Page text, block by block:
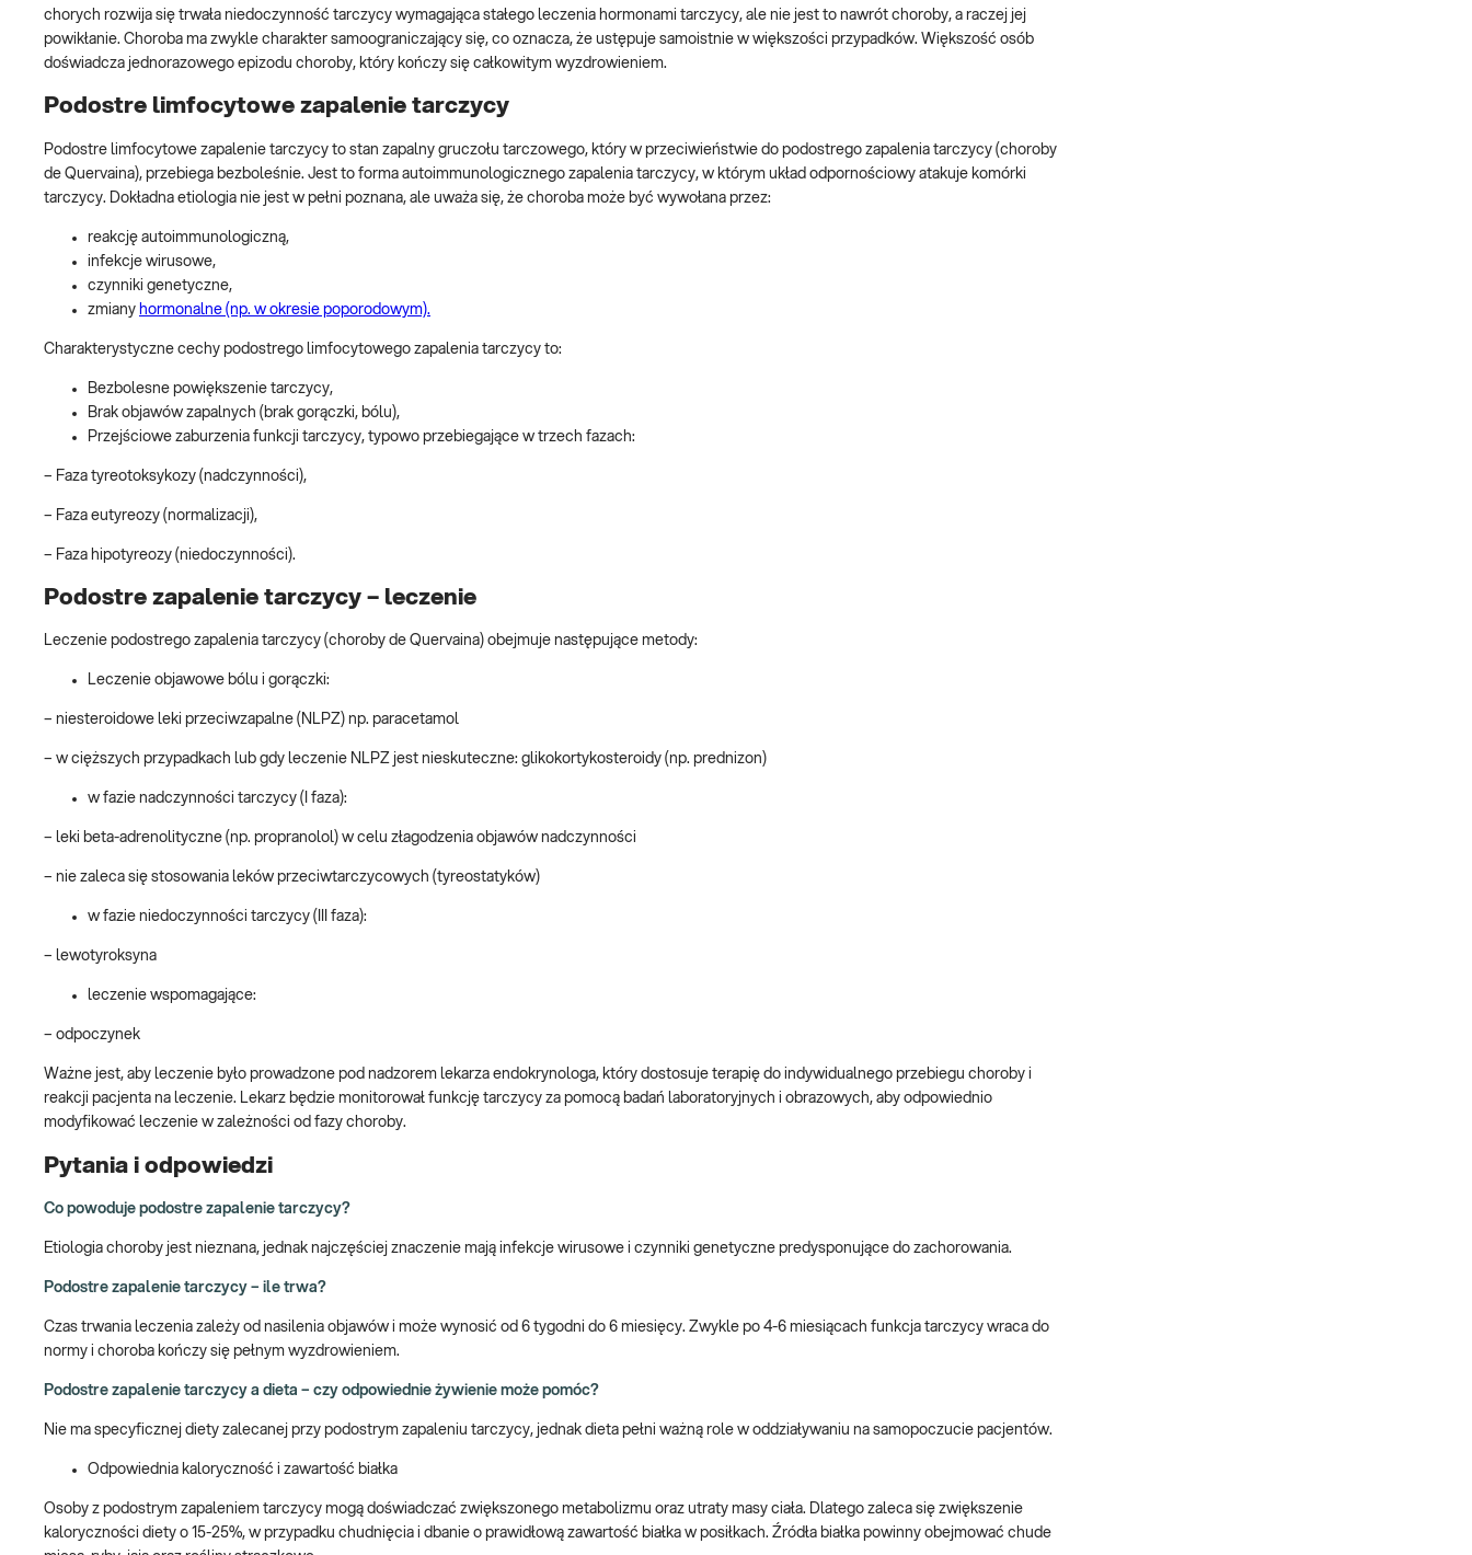
chorych rozwija się trwała niedoczynność tarczycy wymagająca stałego leczenia hormonami tarczycy, ale nie jest to nawrót choroby, a raczej jej
powikłanie. Choroba ma zwykle charakter samoograniczający się, co oznacza, że ustępuje samoistnie w większości przypadków. Większość osób
doświadcza jednorazowego epizodu choroby, który kończy się całkowitym wyzdrowieniem.
Podostre limfocytowe zapalenie tarczycy
Podostre limfocytowe zapalenie tarczycy to stan zapalny gruczołu tarczowego, który w przeciwieństwie do podostrego zapalenia tarczycy (choroby
de Quervaina), przebiega bezboleśnie. Jest to forma autoimmunologicznego zapalenia tarczycy, w którym układ odpornościowy atakuje komórki
tarczycy. Dokładna etiologia nie jest w pełni poznana, ale uważa się, że choroba może być wywołana przez:
reakcję autoimmunologiczną,
infekcje wirusowe,
czynniki genetyczne,
zmiany hormonalne (np. w okresie poporodowym).
Charakterystyczne cechy podostrego limfocytowego zapalenia tarczycy to:
Bezbolesne powiększenie tarczycy,
Brak objawów zapalnych (brak gorączki, bólu),
Przejściowe zaburzenia funkcji tarczycy, typowo przebiegające w trzech fazach:
– Faza tyreotoksykozy (nadczynności),
– Faza eutyreozy (normalizacji),
– Faza hipotyreozy (niedoczynności).
Podostre zapalenie tarczycy – leczenie
Leczenie podostrego zapalenia tarczycy (choroby de Quervaina) obejmuje następujące metody:
Leczenie objawowe bólu i gorączki:
– niesteroidowe leki przeciwzapalne (NLPZ) np. paracetamol
– w cięższych przypadkach lub gdy leczenie NLPZ jest nieskuteczne: glikokortykosteroidy (np. prednizon)
w fazie nadczynności tarczycy (I faza):
– leki beta-adrenolityczne (np. propranolol) w celu złagodzenia objawów nadczynności
– nie zaleca się stosowania leków przeciwtarczycowych (tyreostatyków)
w fazie niedoczynności tarczycy (III faza):
– lewotyroksyna
leczenie wspomagające:
– odpoczynek
Ważne jest, aby leczenie było prowadzone pod nadzorem lekarza endokrynologa, który dostosuje terapię do indywidualnego przebiegu choroby i
reakcji pacjenta na leczenie. Lekarz będzie monitorował funkcję tarczycy za pomocą badań laboratoryjnych i obrazowych, aby odpowiednio
modyfikować leczenie w zależności od fazy choroby.
Pytania i odpowiedzi
Co powoduje podostre zapalenie tarczycy?
Etiologia choroby jest nieznana, jednak najczęściej znaczenie mają infekcje wirusowe i czynniki genetyczne predysponujące do zachorowania.
Podostre zapalenie tarczycy – ile trwa?
Czas trwania leczenia zależy od nasilenia objawów i może wynosić od 6 tygodni do 6 miesięcy. Zwykle po 4-6 miesiącach funkcja tarczycy wraca do
normy i choroba kończy się pełnym wyzdrowieniem.
Podostre zapalenie tarczycy a dieta – czy odpowiednie żywienie może pomóc?
Nie ma specyficznej diety zalecanej przy podostrym zapaleniu tarczycy, jednak dieta pełni ważną role w oddziaływaniu na samopoczucie pacjentów.
Odpowiednia kaloryczność i zawartość białka
Osoby z podostrym zapaleniem tarczycy mogą doświadczać zwiększonego metabolizmu oraz utraty masy ciała. Dlatego zaleca się zwiększenie
kaloryczności diety o 15-25%, w przypadku chudnięcia i dbanie o prawidłową zawartość białka w posiłkach. Źródła białka powinny obejmować chude